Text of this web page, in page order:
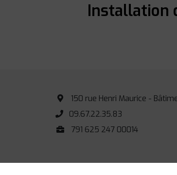
Installation
150 rue Henri Maurice -
09.67.22.35.83
791 625 247 00014